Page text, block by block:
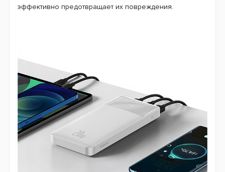
эффективно предотвращает их повреждения.